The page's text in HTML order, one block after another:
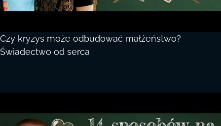
Czy kryzys może odbudować małżeństwo?
Świadectwo od serca